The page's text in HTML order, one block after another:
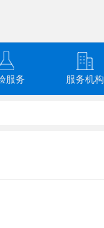
服务 服务机构